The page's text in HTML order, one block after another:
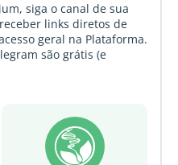
siga o canal de sua
links diretos de
geral na Plataforma.
são grátis (e